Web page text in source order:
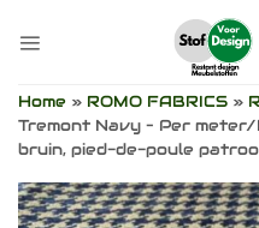
naar
Home » ROMO FABRICS »
Tremont Navy – Per
bruin, pied-de-poule